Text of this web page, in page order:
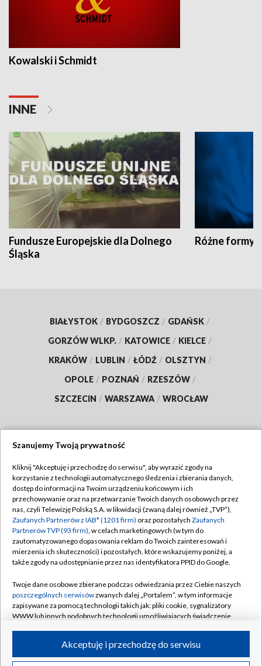
Kowalski i Schmidt
INNE
Fundusze Europejskie dla Dolnego
Śląska
Różne formy
BIAŁYSTOK / BYDGOSZCZ / GDAŃSK /
GORZÓW WLKP. / KATOWICE / KIELCE /
KRAKÓW / LUBLIN / ŁÓDŹ / OLSZTYN /
OPOLE / POZNAŃ / RZESZÓW /
SZCZECIN / WARSZAWA / WROCŁAW
TVP
Abonament TVP
Emisja w TVP
Centrum informacji TVP
Naziemna Telewizja Cyfrowa
Rada Programowa
System NOS
Informacje o nadawcy
Program dla prasy
Regulamin TVP
Polityka prywatności
Moje zgody
Pomoc
Kontakt
Kanały
©2026 Telewizja Polska S.A. w likwidacji
Szanujemy Twoją prywatność
Kliknij "Akceptuję i przechodzę do serwisu", aby wyrazić zgody na
korzystanie z technologii automatycznego śledzenia i zbierania danych,
dostęp do informacji na Twoim urządzeniu końcowym i ich
przechowywanie oraz na przetwarzanie Twoich danych osobowych przez
nas, czyli Telewizję Polską S.A. w likwidacji (zwaną dalej również „TVP”),
Zaufanych Partnerów z IAB* (1201 firm) oraz pozostałych Zaufanych
Partnerów TVP (93 firm), w celach marketingowych (w tym do
zautomatyzowanego dopasowania reklam do Twoich zainteresowań i
mierzenia ich skuteczności) i pozostałych, które wskazujemy poniżej, a
także zgody na udostępnianie przez nas identyfikatora PPID do Google.
Twoje dane osobowe zbierane podczas odwiedzania przez Ciebie naszych
poszczególnych serwisówzwanych dalej „Portalem”, w tym informacje
zapisywane za pomocą technologii takich jak: pliki cookie, sygnalizatory
WWW lub innych podobnych technologii umożliwiających świadczenie
ruchu w Internecie.Akceptuję i przechodzę do serwisu